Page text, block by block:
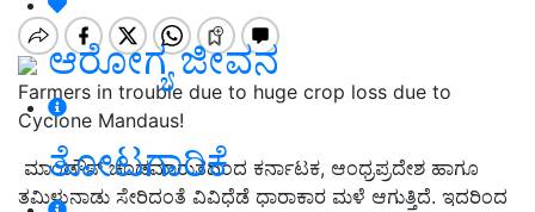
ಆರೋಗ್ಯ ಜೀವನ
ತೋಟಗಾರಿಕೆ
Farmers in trouble due to huge crop loss due to
Cyclone Mandaus!
ಮಾಂಡೌಸ್‌ ಚಂಡಮಾರುತದಿಂದ ಕರ್ನಾಟಕ, ಆಂಧ್ರಪ್ರದೇಶ ಹಾಗೂ
ತಮಿಳುನಾಡು ಸೇರಿದಂತೆ ವಿವಿಧೆಡೆ ಧಾರಾಕಾರ ಮಳೆ ಆಗುತ್ತಿದೆ. ಇದರಿಂದ